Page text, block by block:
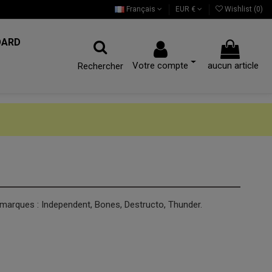
Français EUR € Wishlist (0)
Rechercher Votre compte aucun article
: Independent, Bones, Destructo, Thunder.